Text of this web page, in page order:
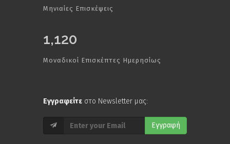
Μηνιαίες Επισκέψεις
1,120
Μοναδικοί Επισκέπτες Ημερησίως
Εγγραφείτε στο Newsletter μας:
Εγγραφή